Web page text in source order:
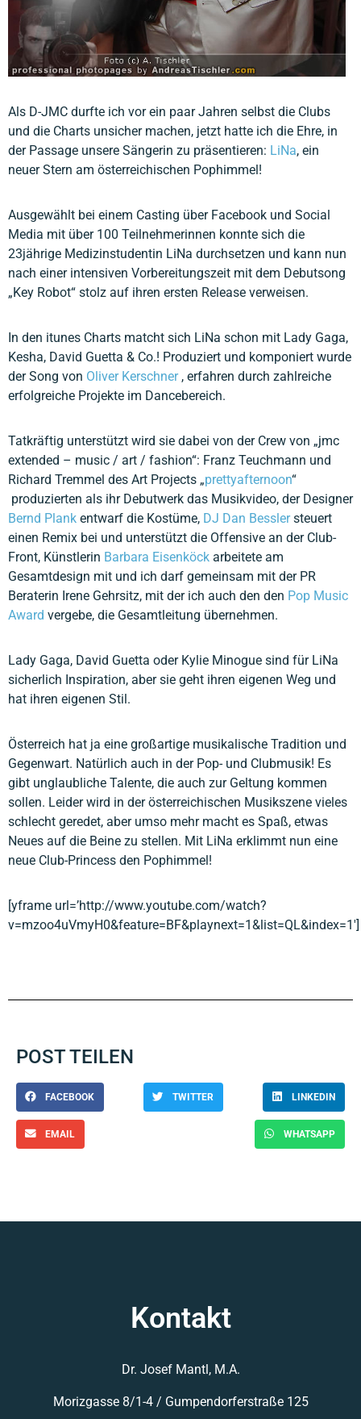
Als D-JMC durfte ich vor ein paar Jahren selbst die Clubs
und die Charts unsicher machen, jetzt hatte ich die Ehre, in
der Passage unsere Sängerin zu präsentieren: LiNa, ein
neuer Stern am österreichischen Pophimmel!
Ausgewählt bei einem Casting über Facebook und Social
Media mit über 100 Teilnehmerinnen konnte sich die
23jährige Medizinstudentin LiNa durchsetzen und kann nun
nach einer intensiven Vorbereitungszeit mit dem Debutsong
„Key Robot“ stolz auf ihren ersten Release verweisen.
In den itunes Charts matcht sich LiNa schon mit Lady Gaga,
Kesha, David Guetta & Co.! Produziert und komponiert wurde
der Song von Oliver Kerschner , erfahren durch zahlreiche
erfolgreiche Projekte im Dancebereich.
Tatkräftig unterstützt wird sie dabei von der Crew von „jmc
extended – music / art / fashion“: Franz Teuchmann und
Richard Tremmel des Art Projects „prettyafternoon“
produzierten als ihr Debutwerk das Musikvideo, der Designer
Bernd Plank entwarf die Kostüme, DJ Dan Besslersteuert
einen Remix bei und unterstützt die Offensive an der Club-
Front, Künstlerin Barbara Eisenköck arbeitete am
Gesamtdesign mit und ich darf gemeinsam mit der PR
Beraterin Irene Gehrsitz, mit der ich auch den den Pop Music
Award vergebe, die Gesamtleitung übernehmen.
Lady Gaga, David Guetta oder Kylie Minogue sind für LiNa
sicherlich Inspiration, aber sie geht ihren eigenen Weg und
hat ihren eigenen Stil.
Österreich hat ja eine großartige musikalische Tradition und
Gegenwart. Natürlich auch in der Pop- und Clubmusik! Es
gibt unglaubliche Talente, die auch zur Geltung kommen
sollen. Leider wird in der österreichischen Musikszene vieles
schlecht geredet, aber umso mehr macht es Spaß, etwas
Neues auf die Beine zu stellen. Mit LiNa erklimmt nun eine
neue Club-Princess den Pophimmel!
[yframe url=’http://www.youtube.com/watch?
v=mzoo4uVmyH0&feature=BF&playnext=1&list=QL&index=1′]
POST TEILEN
FACEBOOK TWITTER LINKEDIN
EMAIL WHATSAPP
Kontakt
Dr. Josef Mantl, M.A.
Morizgasse 8/1-4 / Gumpendorferstraße 125